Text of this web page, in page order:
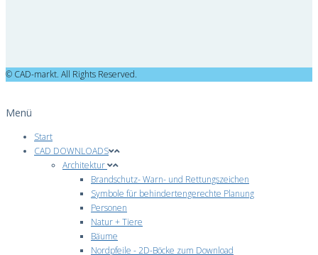
© CAD-markt. All Rights Reserved.
Menü
Start
CAD DOWNLOADS
Architektur
Brandschutz- Warn- und Rettungszeichen
Symbole für behindertengerechte Planung
Personen
Natur + Tiere
Bäume
Nordpfeile - 2D-Böcke zum Download